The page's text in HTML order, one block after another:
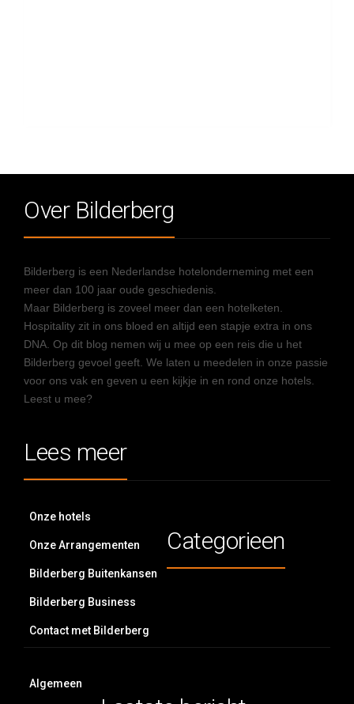
Over Bilderberg
Bilderberg is een Nederlandse hotelonderneming met een
meer dan 100 jaar oude geschiedenis.
Maar Bilderberg is zoveel meer dan een hotelketen.
Hospitality zit in ons bloed en altijd een stapje extra in ons
DNA. Op dit blog nemen wij u mee op een reis die u het
Bilderberg gevoel geeft. We laten u meedelen in onze passie
voor ons vak en geven u een kijkje in en rond onze hotels.
Leest u mee?
Lees meer
Onze hotels
Onze Arrangementen
Bilderberg Buitenkansen
Bilderberg Business
Contact met Bilderberg
Categorieen
Algemeen